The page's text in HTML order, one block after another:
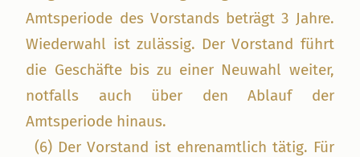
Amtsperiode des Vorstands beträgt 3 Jahre.
Wiederwahl ist zulässig. Der Vorstand führt
die Geschäfte bis zu einer Neuwahl weiter,
notfalls auch über den Ablauf der
Amtsperiode hinaus.
(6) Der Vorstand ist ehrenamtlich tätig. Für